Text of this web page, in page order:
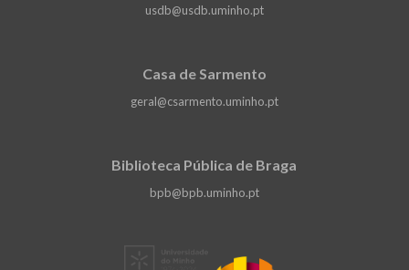
usdb@usdb.uminho.pt
Casa de Sarmento
geral@csarmento.uminho.pt
Biblioteca Pública de Braga
bpb@bpb.uminho.pt